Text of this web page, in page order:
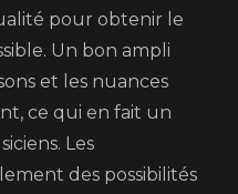
pour obtenir le
Un bon ampli
et les nuances
ce qui en fait un
Les
des possibilités